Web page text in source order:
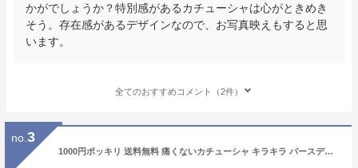
かがでしょうか？特別感があるカチューシャは心がときめき
そう。存在感があるデザインなので、お写真映えもすると思
います。
全てのおすすめコメント（2件）
no. 3
1000円ポッキリ 送料無料 痛くないカチューシャ キラキラ バースデー 誕生日 宴会 二次会 ピカピカ ヘアアレンジ 誕生日の女王 プリンセス プチプラ ライトストーン 高評価 大人 子供 キッズ ゴールド シルバー 即納品 品質保証 おまけ付き 無料ラッピング